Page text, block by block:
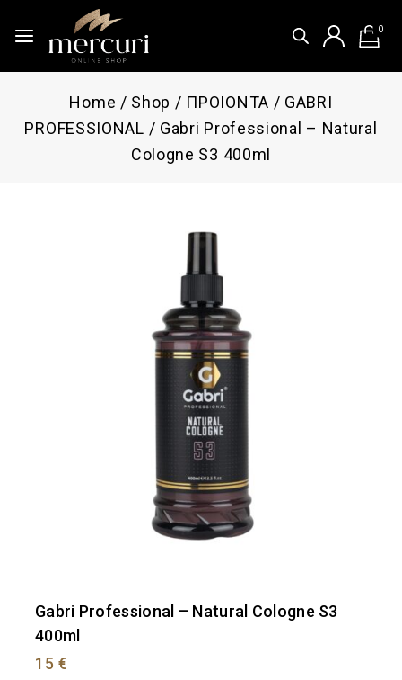
0
Home / Shop / ΠΡΟΙΟΝΤΑ / GABRI
PROFESSIONAL / Gabri Professional – Natural
Cologne S3 400ml
Gabri Professional – Natural Cologne S3
400ml
15€